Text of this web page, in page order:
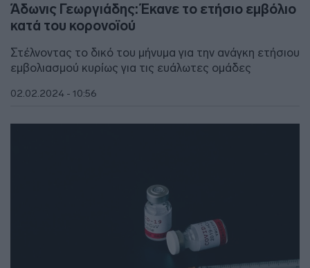
Άδωνις Γεωργιάδης: Έκανε το ετήσιο εμβόλιο
κατά του κορονοϊού
Στέλνοντας το δικό του μήνυμα για την ανάγκη ετήσιου
εμβολιασμού κυρίως για τις ευάλωτες ομάδες
02.02.2024 - 10:56